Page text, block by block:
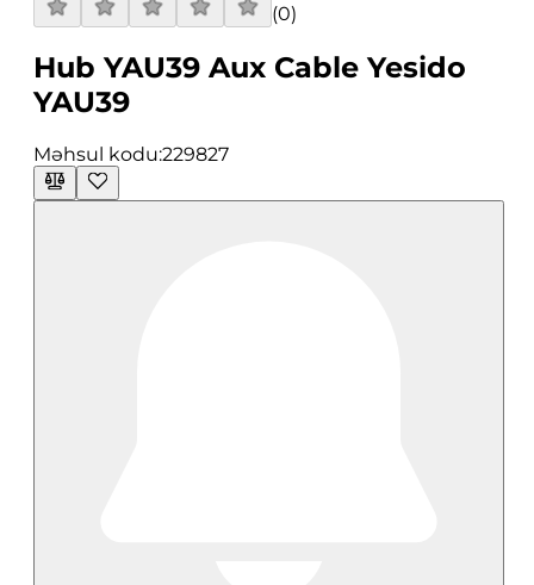
(0)
Hub YAU39 Aux Cable Yesido
YAU39
Məhsul kodu:229827